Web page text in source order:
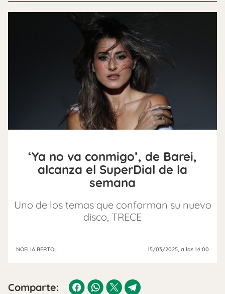
‘Ya no va conmigo’, de Barei,
alcanza el SuperDial de la
semana
Uno de los temas que conforman su nuevo
disco, TRECE
NOELIA BERTOL 15/03/2025, a las 14:00
Comparte: